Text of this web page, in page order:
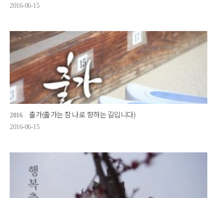
2016-06-15
2016 출가(출가는 참 나로 향하는 길입니다)
2016-06-15